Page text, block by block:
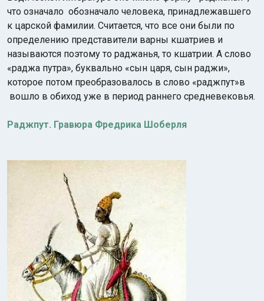
что означало обозначало человека, принадлежавшего
к царской фамилии. Считается, что все они были по
определению представители варны кшатриев и
называются поэтому то раджанья, то кшатрии. А слово
«раджа путра», буквально «сын царя, сын раджи»,
которое потом преобразовалось в слово «раджпут»в
вошло в обиход уже в период раннего средневековья.
Раджпут. Гравюра Фредрика Шоберля